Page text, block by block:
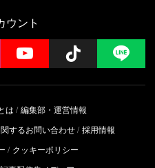
ウント
YouTube Follow
は
編集部・運営情報
するお問い合わせ 採用情報
クッキーポリシー